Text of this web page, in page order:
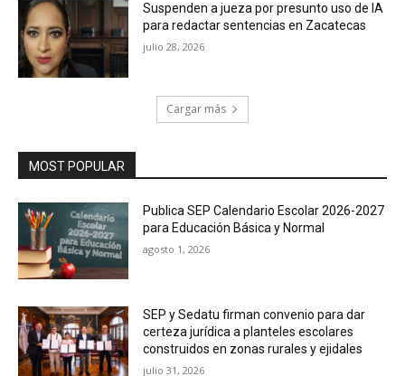
Suspenden a jueza por presunto uso de IA
para redactar sentencias en Zacatecas
julio 28, 2026
Cargar más
MOST POPULAR
Publica SEP Calendario Escolar 2026-2027
para Educación Básica y Normal
agosto 1, 2026
SEP y Sedatu firman convenio para dar
certeza jurídica a planteles escolares
construidos en zonas rurales y ejidales
julio 31, 2026